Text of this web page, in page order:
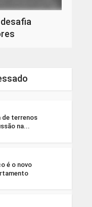
desafia
de terrenos
na...
é o novo